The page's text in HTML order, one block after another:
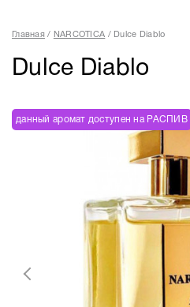
Главная NARCOTICA Dulce Diablo
Dulce Diablo
данный аромат доступен на РАСПИВ